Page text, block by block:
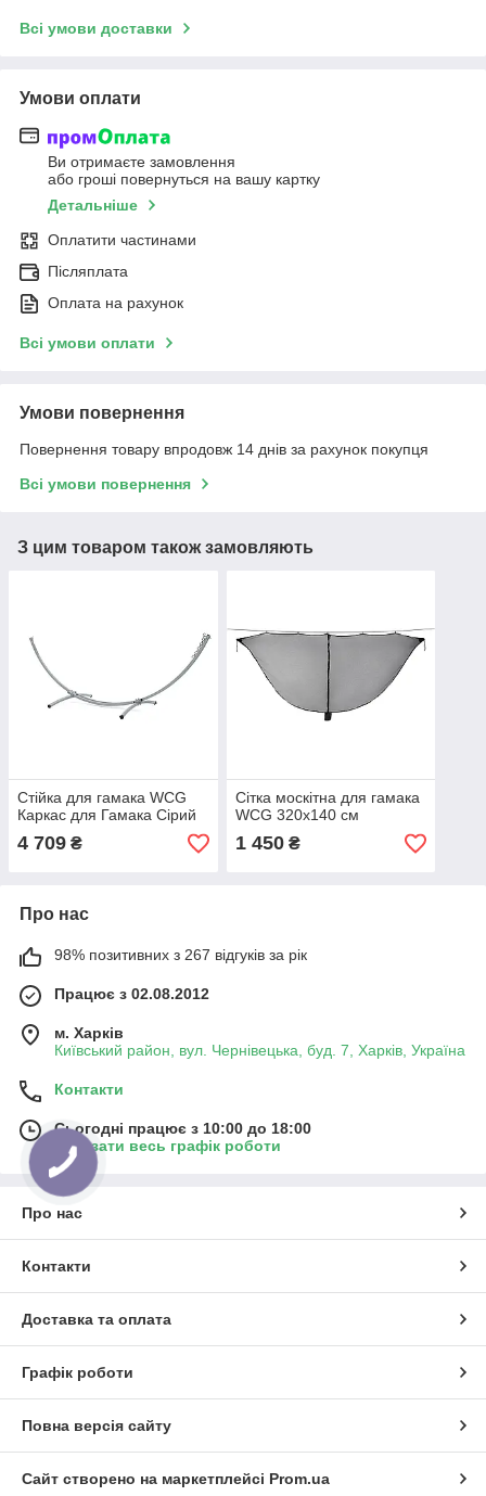
Всі умови доставки
Умови оплати
Ви отримаєте замовлення
або гроші повернуться на вашу картку
Детальніше
Оплатити частинами
Післяплата
Оплата на рахунок
Всі умови оплати
Умови повернення
Повернення товару впродовж 14 днів за рахунок покупця
Всі умови повернення
З цим товаром також замовляють
Стійка для гамака WCG
Каркас для Гамака Сірий
4 709 ₴
Сітка москітна для гамака
WCG 320х140 см
1 450₴
Про нас
98% позитивних з 267 відгуків за рік
Працює з 02.08.2012
м. Харків
Київський район, вул. Чернівецька, буд. 7, Харків, Україна
Контакти
Сьогодні працює з 10:00 до 18:00
Показати весь графік роботи
Про нас
Контакти
Доставка та оплата
Графік роботи
Повна версія сайту
Сайт створено на маркетплейсі Prom.ua